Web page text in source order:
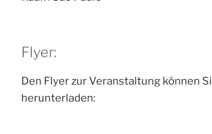
Flyer:
Den Flyer zur Veranstaltung können
herunterladen: